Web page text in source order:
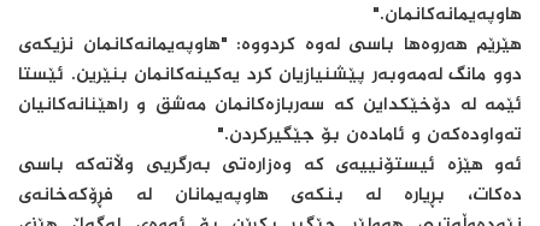
هاوپەیمانەکانمان."
هێرێم هەروەها باسی لەوە کردووە: "هاوپەیمانەکانمان نزیکەی
دوو مانگ لەمەوبەر پێشنیازیان کرد یەکینەکانمان بنێرین. ئێستا
ئێمە لە دۆخێکداین کە سەربازەکانمان مەشق و راهێنانەکانیان
تەواودەکەن و ئامادەن بۆ جێگیرکردن."
ئەو هێزە ئیستۆنییەی کە وەزارەتی بەرگریی وڵاتەکە باسی
دەکات، بڕیارە لە بنکەی هاوپەیمانان لە فڕۆکەخانەی